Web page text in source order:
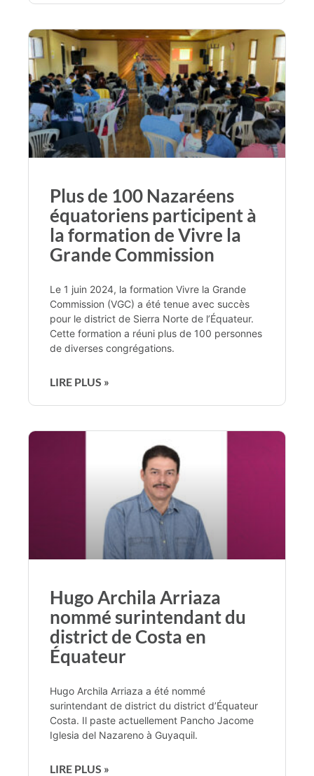
Plus de 100 Nazaréens
équatoriens participent à
la formation de Vivre la
Grande Commission
Le 1 juin 2024, la formation Vivre la Grande
Commission (VGC) a été tenue avec succès
pour le district de Sierra Norte de l’Équateur.
Cette formation a réuni plus de 100 personnes
de diverses congrégations.
LIRE PLUS »
Hugo Archila Arriaza
nommé surintendant du
district de Costa en
Équateur
Hugo Archila Arriaza a été nommé
surintendant de district du district d’Équateur
Costa. Il paste actuellement Pancho Jacome
Iglesia del Nazareno à Guyaquil.
LIRE PLUS »